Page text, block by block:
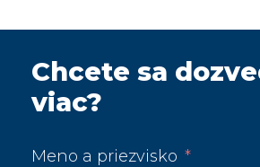
Chcete sa
viac?
Meno a priezvisko